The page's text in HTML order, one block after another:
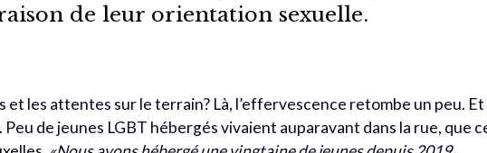
de leur orientation sexuelle.
et les attentes sur le terrain? Là, l’effervescence retombe un peu. Et
de jeunes LGBT hébergés vivaient auparavant dans la rue, que